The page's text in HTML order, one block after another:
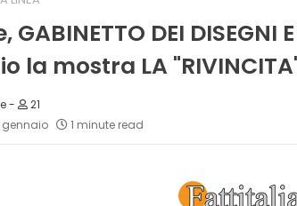
GABINETTO DEI DISEGNI
la mostra LA "RIVINCITA"
21
gennaio
1 minute read